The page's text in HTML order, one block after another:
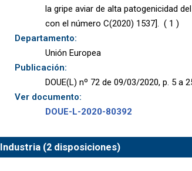
la gripe aviar de alta patogenicidad
con el número C(2020) 1537]. ( 1 )
Departamento:
Unión Europea
Publicación:
DOUE(L) nº 72 de 09/03/2020, p. 5 a
Ver documento:
DOUE-L-2020-80392
Industria (2 disposiciones)